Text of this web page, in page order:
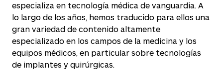
especializa en tecnología médica de vanguardia. A
lo largo de los años, hemos traducido para ellos una
gran variedad de contenido altamente
especializado en los campos de la medicina y los
equipos médicos, en particular sobre tecnologías
de implantes y quirúrgicas.